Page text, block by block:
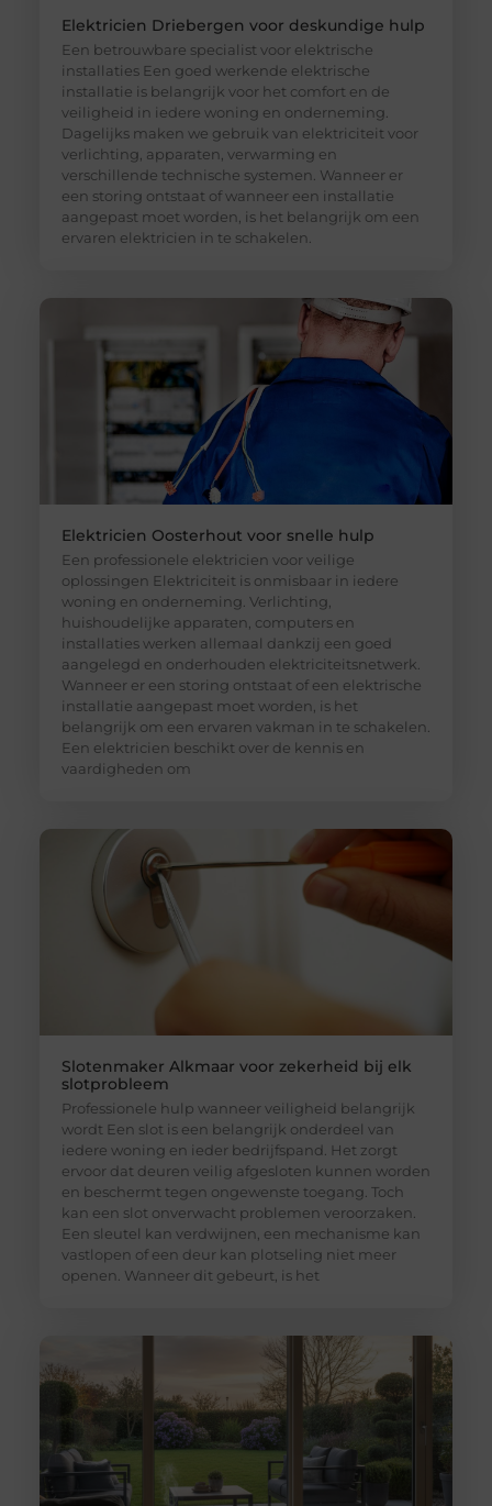
Elektricien Driebergen voor deskundige hulp
Een betrouwbare specialist voor elektrische
installaties Een goed werkende elektrische
installatie is belangrijk voor het comfort en de
veiligheid in iedere woning en onderneming.
Dagelijks maken we gebruik van elektriciteit voor
verlichting, apparaten, verwarming en
verschillende technische systemen. Wanneer er
een storing ontstaat of wanneer een installatie
aangepast moet worden, is het belangrijk om een
ervaren elektricien in te schakelen.
Elektricien Oosterhout voor snelle hulp
Een professionele elektricien voor veilige
oplossingen Elektriciteit is onmisbaar in iedere
woning en onderneming. Verlichting,
huishoudelijke apparaten, computers en
installaties werken allemaal dankzij een goed
aangelegd en onderhouden elektriciteitsnetwerk.
Wanneer er een storing ontstaat of een elektrische
installatie aangepast moet worden, is het
belangrijk om een ervaren vakman in te schakelen.
Een elektricien beschikt over de kennis en
vaardigheden om
Slotenmaker Alkmaar voor zekerheid bij elk
slotprobleem
Professionele hulp wanneer veiligheid belangrijk
wordt Een slot is een belangrijk onderdeel van
iedere woning en ieder bedrijfspand. Het zorgt
ervoor dat deuren veilig afgesloten kunnen worden
en beschermt tegen ongewenste toegang. Toch
kan een slot onverwacht problemen veroorzaken.
Een sleutel kan verdwijnen, een mechanisme kan
vastlopen of een deur kan plotseling niet meer
openen. Wanneer dit gebeurt, is het